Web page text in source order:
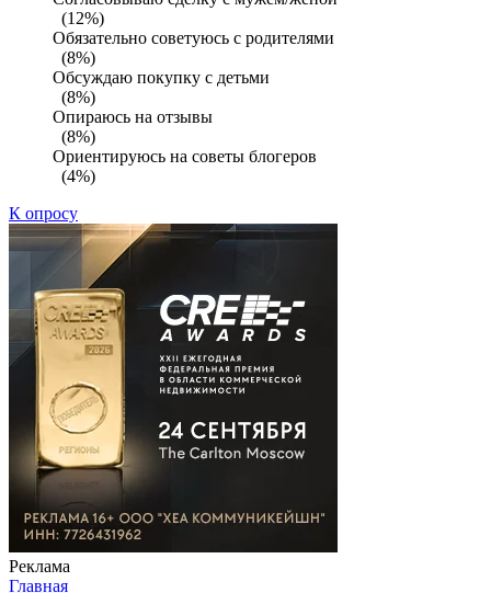
(12%)
Обязательно советуюсь с родителями
(8%)
Обсуждаю покупку с детьми
(8%)
Опираюсь на отзывы
(8%)
Ориентируюсь на советы блогеров
(4%)
К опросу
Реклама
Главная